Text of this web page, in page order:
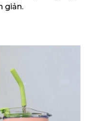
giản.